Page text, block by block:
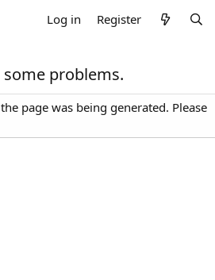
Log in Register
problems.
page was being generated. Please